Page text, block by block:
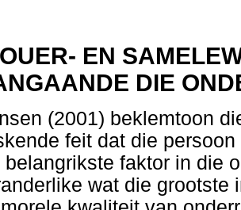
EN
DIE
(2001) beklemtoon
feit dat die
belangrikste faktor in die
wat die grootste